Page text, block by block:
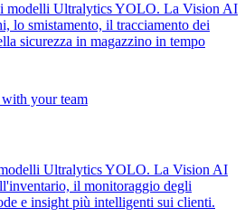
modelli Ultralytics YOLO. La Vision AI
lo smistamento, il tracciamento dei
sicurezza in magazzino in tempo
Ultralytics YOLO. La Vision AI
il monitoraggio degli
e insight più intelligenti sui clienti.